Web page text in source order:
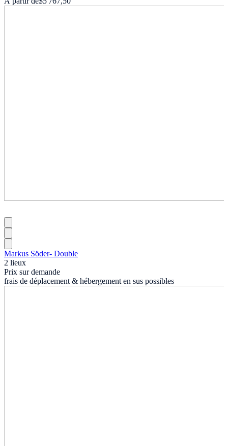
Markus Söder- Double
2 lieux
Prix sur demande
frais de déplacement & hébergement en sus possibles